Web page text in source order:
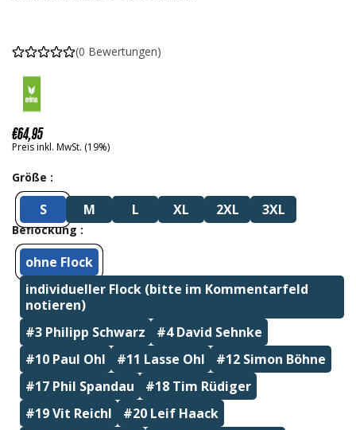
(0 Bewertungen)
€64,95
Preis inkl. MwSt. (19%)
Größe
S M L XL 2XL 3XL
Beflockung
ohne Flock
individueller Flock (bitte im Kommentarfeld
notieren)
#3 Philipp Schwarz
#4 David Sehnke
#10 Paul Ohl
#11 Lasse Ohl
#12 Simon Böhne
#17 Phil Spandau
#18 Tim Rüdiger
#19 Vit Reichl
#20 Leif Haack